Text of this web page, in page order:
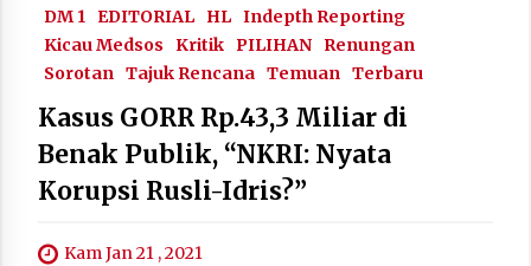
DM 1 EDITORIAL HL Indepth Reporting
Kicau Medsos
Kritik PILIHAN
Renungan
Sorotan Tajuk Rencana Temuan Terbaru
Kasus GORR Rp.43,3 Miliar di
Benak Publik, “NKRI: Nyata
Korupsi Rusli-Idris?”
Kam Jan 21 , 2021